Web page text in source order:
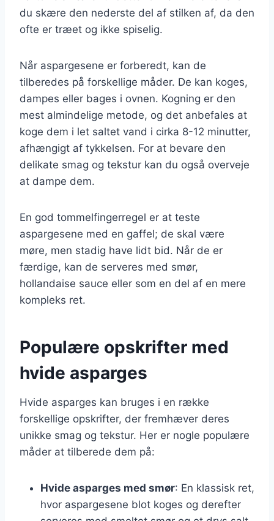
du skære den nederste del af stilken af, da den
ofte er træet og ikke spiselig.
Når aspargesene er forberedt, kan de
tilberedes på forskellige måder. De kan koges,
dampes eller bages i ovnen. Kogning er den
mest almindelige metode, og det anbefales at
koge dem i let saltet vand i cirka 8-12 minutter,
afhængigt af tykkelsen. For at bevare den
delikate smag og tekstur kan du også overveje
at dampe dem.
En god tommelfingerregel er at teste
aspargesene med en gaffel; de skal være
møre, men stadig have lidt bid. Når de er
færdige, kan de serveres med smør,
hollandaise sauce eller som en del af en mere
kompleks ret.
Populære opskrifter med
hvide asparges
Hvide asparges kan bruges i en række
forskellige opskrifter, der fremhæver deres
unikke smag og tekstur. Her er nogle populære
måder at tilberede dem på:
Hvide asparges med smør: En klassisk ret,
hvor aspargesene blot koges og derefter